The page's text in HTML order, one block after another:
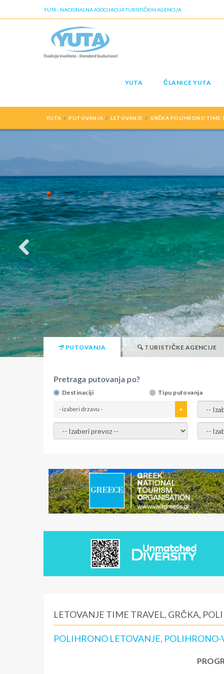
YUTA - NACIONALNA ASOCIJACIJA TURISTIČKIH AGENCIJA
YUTA ČLANICE YUTA
YUTA PUTOVANJA LETOVANJE GRČKA POLIHRONO TIME
PUTOVANJA TURISTIČKE AGENCIJE
Pretraga putovanja po?
Destinaciji Tipu putovanja
- izaberi drzavu - -
- izaberi prevoz - -
LETOVANJE TIME TRAVEL, GRČKA,
POLIHRONO LETOVANJE,